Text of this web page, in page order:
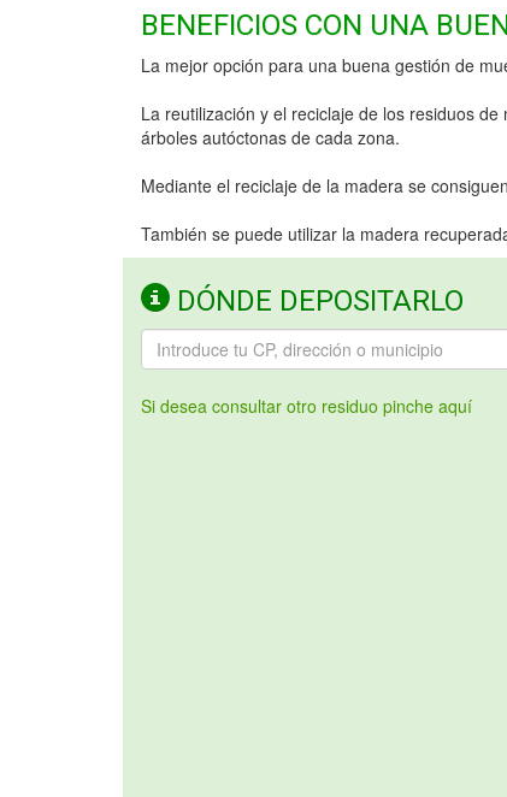
BENEFICIOS CON UNA
La mejor opción para una buena gestión de
La reutilización y el reciclaje de los residuos
árboles autóctonas de cada zona.
Mediante el reciclaje de la madera se
También se puede utilizar la madera
DÓNDE DEPOSITARLO
Si desea consultar otro residuo pinche aquí